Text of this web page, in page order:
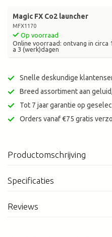
Magic FX Co2 launcher
MFX1170
Op voorraad
Online voorraad: ontvang in circa 1
a 3 (werk)dagen
Snelle deskundige
Breed assortiment aan
Tot 7 jaar garantie op
Orders vanaf €75 gratis
Productomschrijving
Specificaties
Reviews